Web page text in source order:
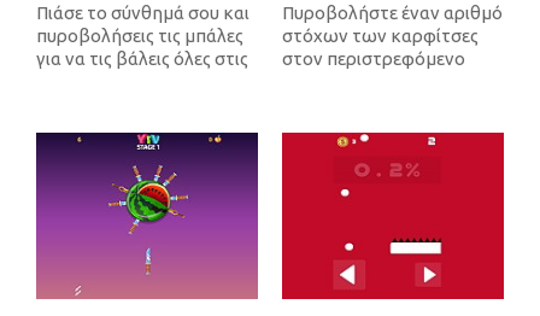
Πιάσε το σύνθημά σου και
πυροβολήσεις τις μπάλες
για να τις βάλεις όλες στις
Πυροβολήστε έναν αριθμό
στόχων των καρφίτσες
στον περιστρεφόμενο